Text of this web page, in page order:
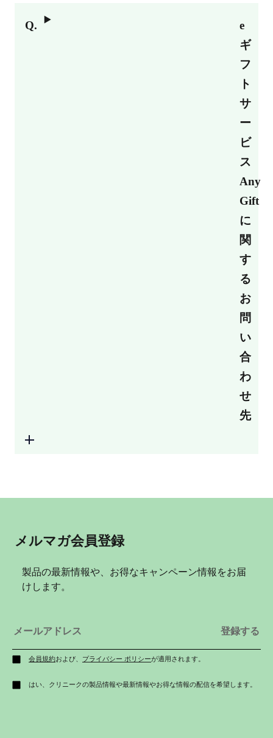
e
ギ
フ
ト
サ
ー
ビ
ス
Any
Gift
に
関
す
る
お
問
い
合
わ
せ
先
メルマガ会員登録
製品の最新情報や、お得なキャンペーン情報をお届
けします。
会員規約および、 プライバシー ポリシーが適用されます。
はい、クリニークの製品情報や最新情報やお得な情報の配信を希望します。